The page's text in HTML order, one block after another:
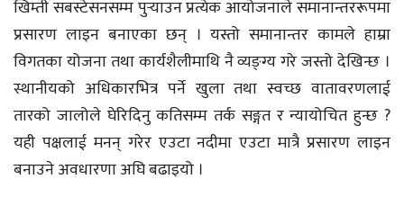
खिम्ती सबस्टेसनसम्म पुर्‍याउन प्रत्येक आयोजनाले समानान्तररूपमा
प्रसारण लाइन बनाएका छन् । यस्तो समानान्तर कामले हाम्रा
विगतका योजना तथा कार्यशैलीमाथि नै व्यङ्ग्य गरे जस्तो देखिन्छ ।
स्थानीयको अधिकारभित्र पर्ने खुला तथा स्वच्छ वातावरणलाई
तारको जालोले घेरिदिनु कतिसम्म तर्क सङ्गत र न्यायोचित हुन्छ ?
यही पक्षलाई मनन् गरेर एउटा नदीमा एउटा मात्रै प्रसारण लाइन
बनाउने अवधारणा अघि बढाइयो ।